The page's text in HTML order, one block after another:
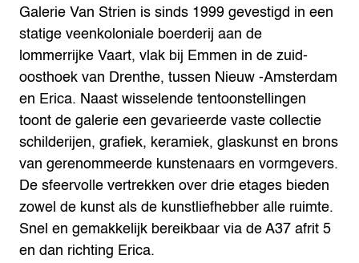
Galerie Van Strien is sinds 1999 gevestigd in een
statige veenkoloniale boerderij aan de
lommerrijke Vaart, vlak bij Emmen in de zuid-
oosthoek van Drenthe, tussen Nieuw -Amsterdam
en Erica. Naast wisselende tentoonstellingen
toont de galerie een gevarieerde vaste collectie
schilderijen, grafiek, keramiek, glaskunst en brons
van gerenommeerde kunstenaars en vormgevers.
De sfeervolle vertrekken over drie etages bieden
zowel de kunst als de kunstliefhebber alle ruimte.
Snel en gemakkelijk bereikbaar via de A37 afrit 5
en dan richting Erica.